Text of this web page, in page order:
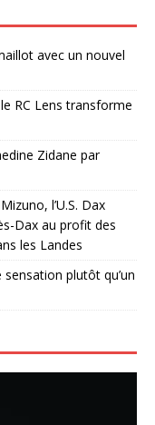
avec un nouvel
RC Lens transforme
Zidane par
l’U.S. Dax
Dax au profit des
les Landes
sensation plutôt qu’un